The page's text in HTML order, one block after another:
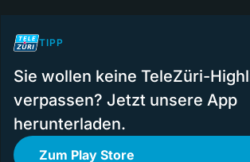
TIPP
Sie wollen keine TeleZüri-
verpassen? Jetzt unsere App
herunterladen.
Zum Play Store